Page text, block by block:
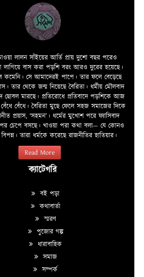
লালন সাঁইয়ের আর্তি প্রায় দুশো বছর পরেও
লাগিয়ে বাস করা পড়শি বরং আরও দুরের হয়েছে।
কমেনি। সে আমাদেরই পাপে। তার ফলে বেড়েছে
তার থেকে জন্ম নিয়েছে বৈরিতা। ধর্মীয় মৌলবাদ
ছোবল মারছে। প্রতিরোধে প্রতিবাদে পড়শিকে আজ
বেঁধে। বৈরিতা মুছে ফেলে সহজ সমাজের দিকে
প্রয়াস, ‘সহমন’। ধর্মের মুখোশ পরে ফ্যাসিবাদ
চেপে বসছে। খাওয়া পরা কথা বলা—­­ যে কোনও
তারা ধর্মকে করেছে রাজনীতির হাতিয়ার।
Read More
ক্যাটেগরি
বই পড়া
কথাবার্তা
স্মরণ
পুজোর গল্প
ধারাবাহিক
সমাজ
সম্পর্ক